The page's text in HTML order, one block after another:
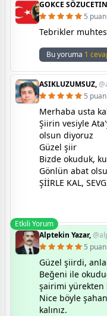
GOKCE
5
Tebrikler
Bu yoruma 1
ASIKLUZUMSUZ,
5
Merhaba usta
Şiirin vesiyle
olsun diyoruz
Güzel şiir
Bizde okuduk,
Gönlün abat
ŞİİRLE KAL,
Etkili Yorum
Alptekin Yazar,
5
Güzel şiirdi,
Beğeni ile
şairimi yürekten
Nice böyle
kalınız.